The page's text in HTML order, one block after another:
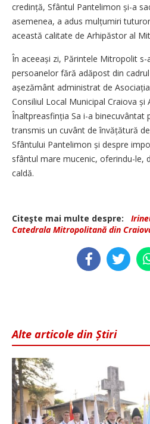
credință, Sfântul Pantelimon și-a
asemenea, a adus mulțumiri
această calitate de Arhipăstor al
În aceeași zi, Părintele Mitropolit
persoanelor fără adăpost din cadrul
așezământ administrat de
Consiliul Local Municipal Craiova și
Înaltprea­sfinția Sa i-a binecuvântat
transmis un cuvânt de învățătură
Sfântului Pantelimon și despre
sfântul mare mucenic, oferindu-le,
caldă.
Citeşte mai multe despre:
Catedrala Mitropolitană din
Alte articole din Știri